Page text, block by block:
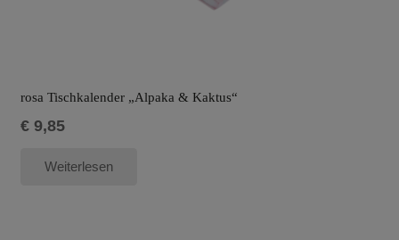
rosa Tischkalender „Alpaka & Kaktus“
€9,85
Weiterlesen